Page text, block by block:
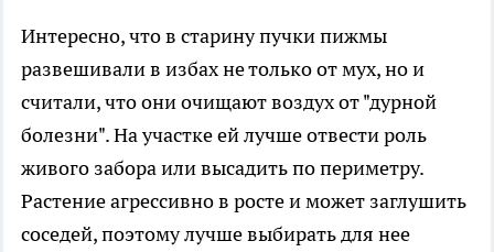
Интересно, что в старину пучки пижмы
развешивали в избах не только от мух, но и
считали, что они очищают воздух от "дурной
болезни". На участке ей лучше отвести роль
живого забора или высадить по периметру.
Растение агрессивно в росте и может заглушить
соседей, поэтому лучше выбирать для нее